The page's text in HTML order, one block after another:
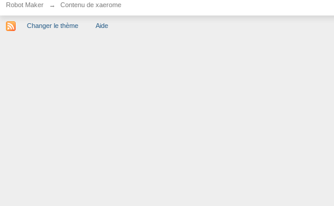
Robot Maker → Contenu de xaerome
Changer le thème Aide